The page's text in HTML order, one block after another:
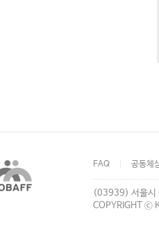
FAQ 공동체
(03939) 서울시
COPYRIGHT ⓒ